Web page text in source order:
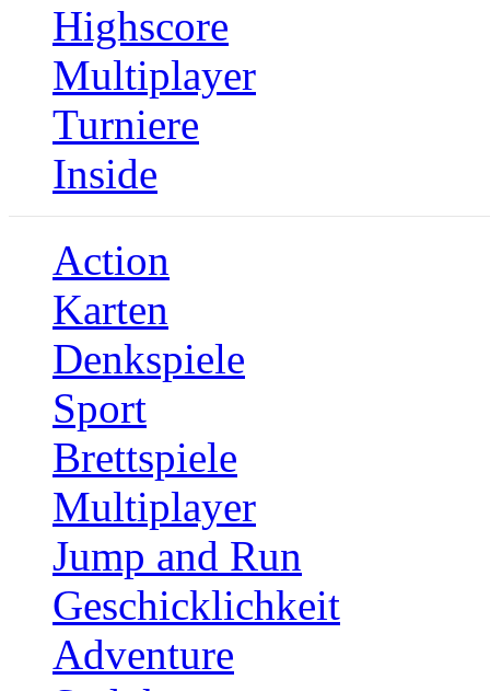
Highscore
Multiplayer
Turniere
Inside
Action
Karten
Denkspiele
Sport
Brettspiele
Multiplayer
Jump and Run
Geschicklichkeit
Adventure